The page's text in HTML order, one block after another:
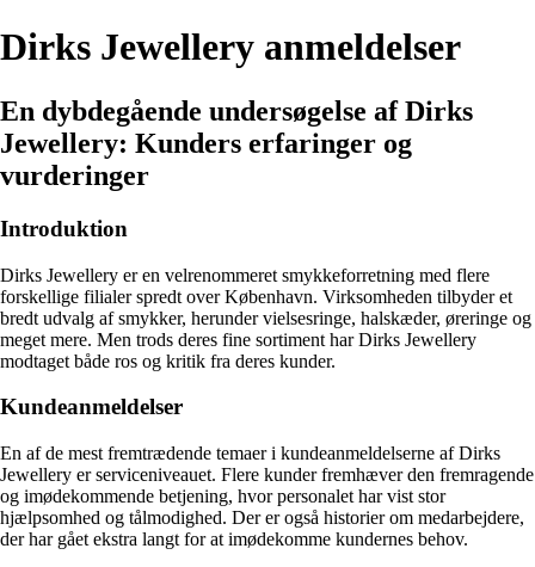
Dirks Jewellery anmeldelser
En dybdegående undersøgelse af Dirks
Jewellery: Kunders erfaringer og
vurderinger
Introduktion
Dirks Jewellery er en velrenommeret smykkeforretning med flere
forskellige filialer spredt over København. Virksomheden tilbyder et
bredt udvalg af smykker, herunder vielsesringe, halskæder, øreringe og
meget mere. Men trods deres fine sortiment har Dirks Jewellery
modtaget både ros og kritik fra deres kunder.
Kundeanmeldelser
En af de mest fremtrædende temaer i kundeanmeldelserne af Dirks
Jewellery er serviceniveauet. Flere kunder fremhæver den fremragende
og imødekommende betjening, hvor personalet har vist stor
hjælpsomhed og tålmodighed. Der er også historier om medarbejdere,
der har gået ekstra langt for at imødekomme kundernes behov.